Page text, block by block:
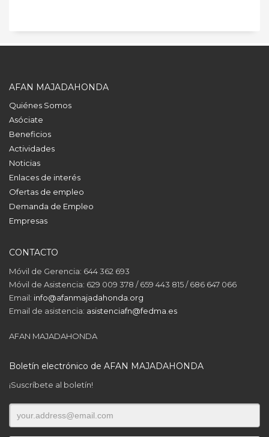
AFAN MAJADAHONDA
Quiénes Somos
Asóciate
Beneficios
Actividades
Noticias
Enlaces de interés
Ofertas de empleo
Demanda de Empleo
Empresas
CONTACTO
Móvil de Gerencia: 644 362 693
Móvil de Asistencia: 629 009 378 / 659 443 815 / 686 647 066
Email: info@afanmajadahonda.org
Email de asistencia: asistenciafn@fedma.es
AFAN MAJADAHONDA
Boletín electrónico de AFAN MAJADAHONDA
¡Suscríbete al boletín!